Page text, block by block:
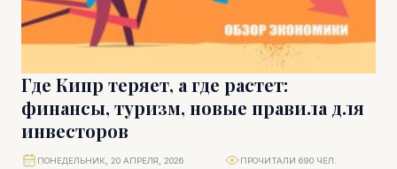
Где Кипр теряет, а где растет:
финансы, туризм, новые правила для
инвесторов
ПОНЕДЕЛЬНИК, 20 АПРЕЛЯ, 2026 ПРОЧИТАЛИ 690 ЧЕЛ.